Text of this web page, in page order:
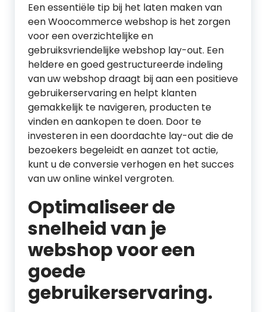
Een essentiële tip bij het laten maken van
een Woocommerce webshop is het zorgen
voor een overzichtelijke en
gebruiksvriendelijke webshop lay-out. Een
heldere en goed gestructureerde indeling
van uw webshop draagt bij aan een positieve
gebruikerservaring en helpt klanten
gemakkelijk te navigeren, producten te
vinden en aankopen te doen. Door te
investeren in een doordachte lay-out die de
bezoekers begeleidt en aanzet tot actie,
kunt u de conversie verhogen en het succes
van uw online winkel vergroten.
Optimaliseer de
snelheid van je
webshop voor een
goede
gebruikerservaring.